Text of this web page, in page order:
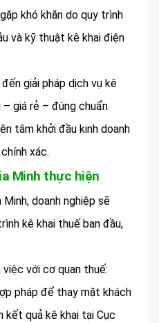
khó khăn do quy trình
và kỹ thuật kê khai điện
giải pháp dịch vụ kê
giá rẻ – đúng chuẩn
tâm khởi đầu kinh doanh
xác.
Minh thực hiện
Minh, doanh nghiệp sẽ
kê khai thuế ban đầu,
với cơ quan thuế:
pháp để thay mặt khách
kết quả kê khai tại Cục